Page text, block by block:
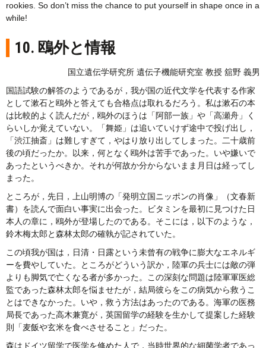
rookies. So don’t miss the chance to put yourself in shape once in a
while!
10. 鴎外と情報
国立遺伝学研究所 遺伝子機能研究室 教授 舘野 義男
国語試験の解答のようであるが，我が国の近代文学を代表する作家
として漱石と鴎外と答えても合格点は取れるだろう。私は漱石の本
は比較的よく読んだが，鴎外のほうは「阿部一族」や「高瀬舟」く
らいしか覚えていない。「舞姫」は追いていけず途中で投げ出し，
「渋江抽斎」は難しすぎて，やはり放り出してしまった。二十歳前
後の頃だったか。以来，何となく鴎外は苦手であった。いや嫌いで
あったというべきか。それが何故か分からないまま月日は経ってし
まった。
ところが，先日，上山明博の「発明立国ニッポンの肖像」（文春新
書）を読んで面白い事実に出会った。ビタミンを最初に見つけた日
本人の章に，鴎外が登場したのである。そこには，以下のような，
鈴木梅太郎と森林太郎の確執が記されていた。
この頃我が国は，日清・日露という未曾有の戦争に膨大なエネルギ
ーを費やしていた。ところがどういう訳か，陸軍の兵士には敵の弾
よりも脚気で亡くなる者が多かった。この深刻な問題は陸軍軍医総
監であった森林太郎を悩ませたが，結局彼らをこの病気から救うこ
とはできなかった。いや，救う方法はあったのである。海軍の医務
局長であった高木兼寛が，英国留学の経験を生かして提案した経験
則「麦飯や玄米を食べさせること」だった。
森はドイツ留学で医学を修めた人で，当時世界的な細菌学者であっ